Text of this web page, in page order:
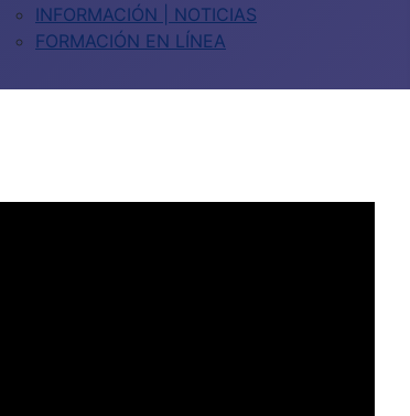
INFORMACIÓN | NOTICIAS
FORMACIÓN EN LÍNEA